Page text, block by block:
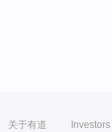
关于有道 Investors